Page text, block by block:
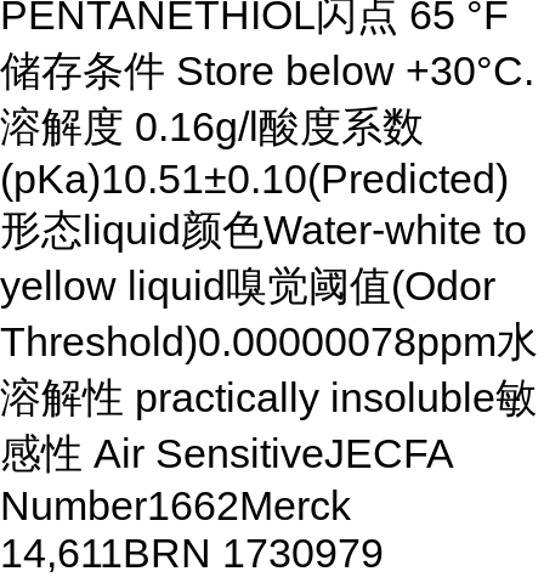
PENTANETHIOL闪点 65 °F
储存条件 Store below +30°C.
溶解度 0.16g/l酸度系数
(pKa)10.51±0.10(Predicted)
形态liquid颜色Water-white to
yellow liquid嗅觉阈值(Odor
Threshold)0.00000078ppm水
溶解性 practically insoluble敏
感性 Air SensitiveJECFA
Number1662Merck
14,611BRN 1730979